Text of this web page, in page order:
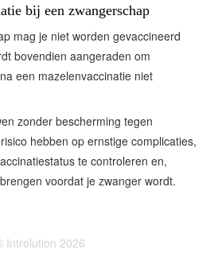
bij een zwangerschap
mag je niet worden gevaccineerd
bovendien aangeraden om
een mazelenvaccinatie niet
zonder bescherming tegen
hebben op ernstige complicaties,
te controleren en,
voordat je zwanger wordt.
Introlution 2026